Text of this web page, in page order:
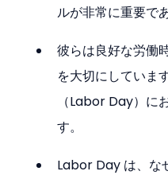
ルが非常に重要で
彼らは良好な労働
を大切にしていま
（Labor Day）に
す。
Labor Day は、な